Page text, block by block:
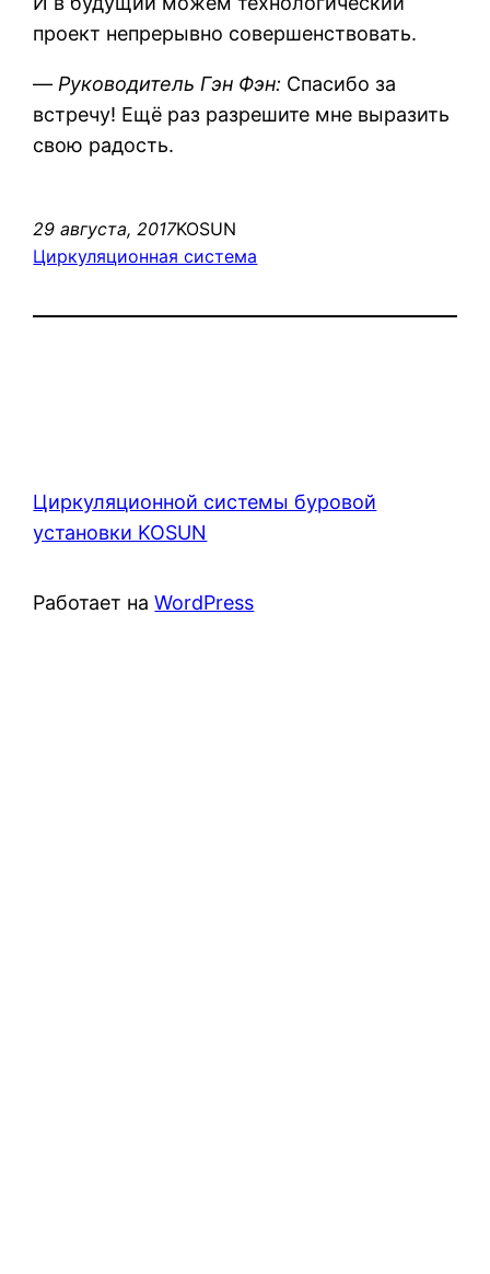
проект непрерывно совершенствовать.
— Руководитель Гэн Фэн: Спасибо за
встречу! Ещё раз разрешите мне выразить
свою радость.
29 августа, 2017KOSUN
Циркуляционная система
Циркуляционной системы буровой
установки KOSUN
Работает наWordPress